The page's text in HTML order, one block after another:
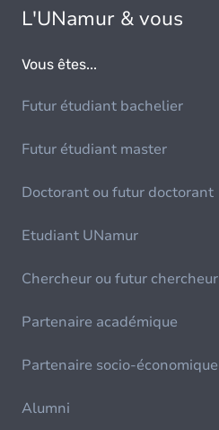
L'UNamur & vous
Vous êtes...
Futur étudiant bachelier
Futur étudiant master
Doctorant ou futur doctorant
Etudiant UNamur
Chercheur ou futur chercheur
Partenaire académique
Partenaire socio-économique
Alumni